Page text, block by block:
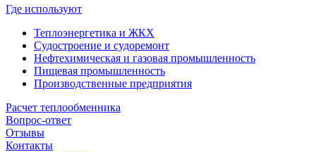
Где используют
Теплоэнергетика и ЖКХ
Судостроение и судоремонт
Нефтехимическая и газовая промышленность
Пищевая промышленность
Производственные предприятия
Расчет теплообменника
Вопрос-ответ
Отзывы
Контакты